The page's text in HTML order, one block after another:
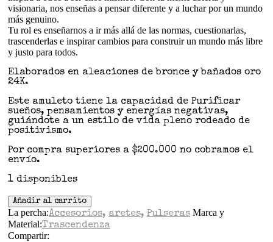
visionaria, nos enseñas a pensar diferente y a luchar por un mundo
más genuino.
Tu rol es enseñarnos a ir más allá de las normas, cuestionarlas,
trascenderlas e inspirar cambios para construir un mundo más libre
y justo para todos.
Elaborados en aleaciones de bronce y bañados oro
24K.
Este amuleto tiene la capacidad de Purificar
sueños, pensamientos y energías negativas,
guiándote a un estilo de vida pleno rodeado de
positivismo.
Por compra superiores a $200.000 no cobramos el
envío.
1 disponibles
Añadir al carrito
La percha:Accesorios, aretes, Pulseras Marca y
Material:Trascendenza
Compartir: